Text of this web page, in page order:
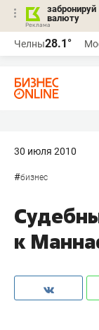
забронируй
валюту
Челны28.1°
30 июля 2010
#бизнес
к